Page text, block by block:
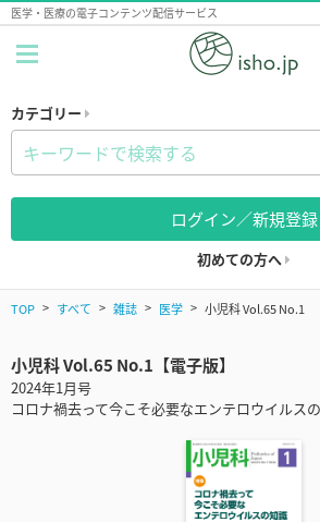
医学・医療の電子コンテンツ配信サービス
カテゴリー
ログイン／新規登録
初めての方へ
TOP すべて 雑誌 医学 小児科 Vol.65 No.1
小児科 Vol.65 No.1【電子版】
2024年1月号
コロナ禍去って今こそ必要なエンテロウイルス